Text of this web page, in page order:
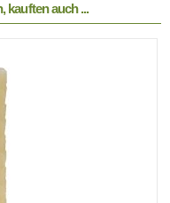
kauften auch ...